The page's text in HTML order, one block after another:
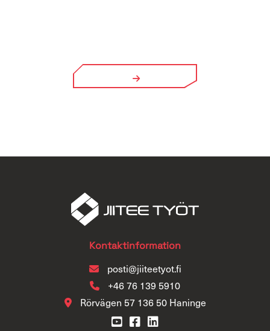
Kontaktinformation
posti@jiiteetyot.fi
+46 76 139 5910
Rörvägen 57 136 50 Haninge